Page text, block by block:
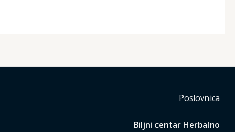
Poslovnica
Biljni centar Herbalno